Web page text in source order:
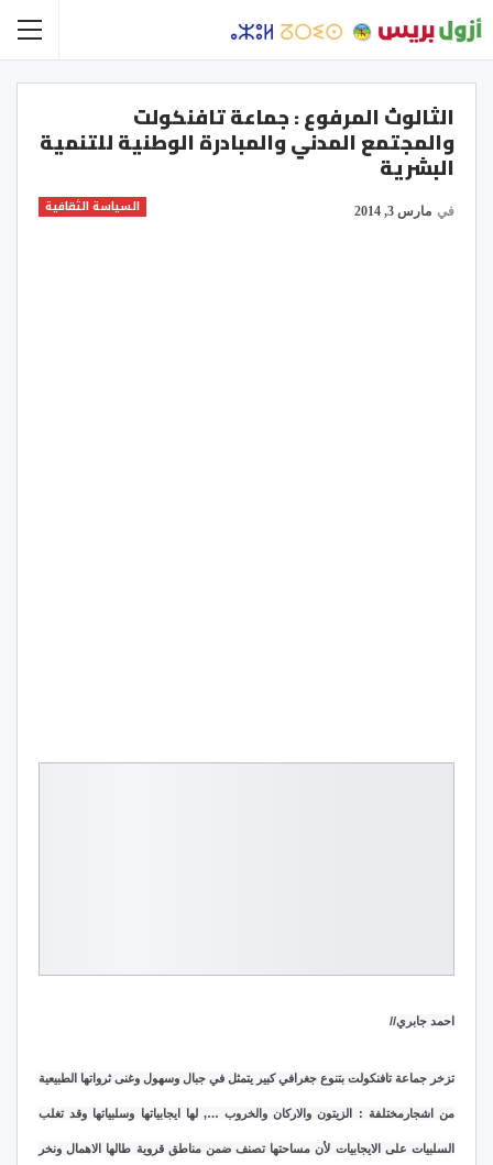
الثالوث المرفوع : جماعة تافنكولت
والمجتمع المدني والمبادرة الوطنية للتنمية
البشرية
السياسة الثقافية في مارس 3, 2014
احمد جابري//
تزخر جماعة تافنكولت بتنوع جغرافي كبير يتمثل في جبال وسهول وغنى ثرواتها الطبيعية
من اشجارمختلفة : الزيتون والاركان والخروب …, لها ايجابياتها وسلبياتها وقد تغلب
السلبيات على الايجابيات لأن مساحتها تصنف ضمن مناطق قروية طالها الاهمال ونخر